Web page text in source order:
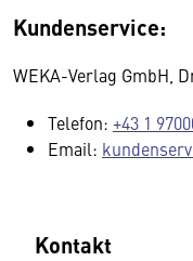
WEKA-Verlag GmbH,
Telefon: +43 1
Email:
Kontakt